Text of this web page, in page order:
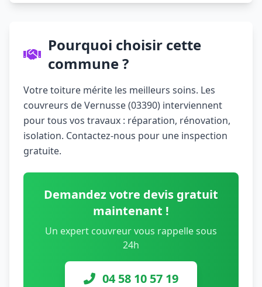
Pourquoi choisir cette
commune ?
Votre toiture mérite les meilleurs soins. Les
couvreurs de Vernusse (03390) interviennent
pour tous vos travaux : réparation, rénovation,
isolation. Contactez-nous pour une inspection
gratuite.
Demandez votre devis gratuit
maintenant !
Un expert couvreur vous rappelle sous
24h
04 58 10 57 19